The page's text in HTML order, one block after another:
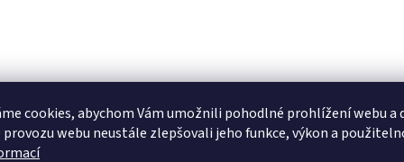
cookies, abychom Vám umožnili pohodlné prohlížení webu a
provozu webu neustále zlepšovali jeho funkce, výkon a